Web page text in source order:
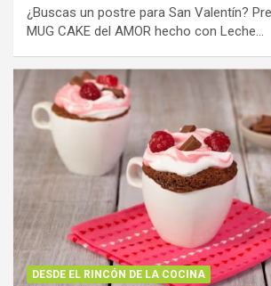
¿Buscas un postre para San Valentín?
MUG CAKE del AMOR hecho con Leche…
DESDE EL RINCÓN DE LA COCINA